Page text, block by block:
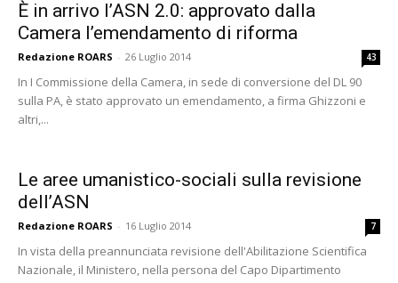
È in arrivo l’ASN 2.0: approvato dalla
Camera l’emendamento di riforma
Redazione ROARS - 26 Luglio 2014 43
In I Commissione della Camera, in sede di conversione del DL 90
sulla PA, è stato approvato un emendamento, a firma Ghizzoni e
altri,...
Le aree umanistico-sociali sulla revisione
dell’ASN
Redazione ROARS - 16 Luglio 2014 7
In vista della preannunciata revisione dell'Abilitazione Scientifica
Nazionale, il Ministero, nella persona del Capo Dipartimento